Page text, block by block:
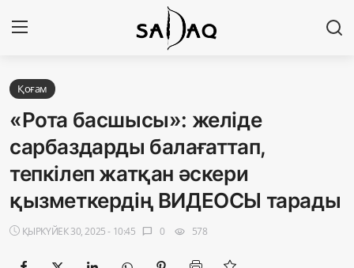
Редакциялық байланыстар
Материалдарды қолдану тәртібі
Қоғам
«Рота басшысы»: желіде
сарбаздарды балағаттап,
тепкілеп жатқан әскери
қызметкердің ВИДЕОСЫ тарады
ҚЫРКҮЙЕК 30, 2025 - 10:45 chat_bubble 0 visibility 578